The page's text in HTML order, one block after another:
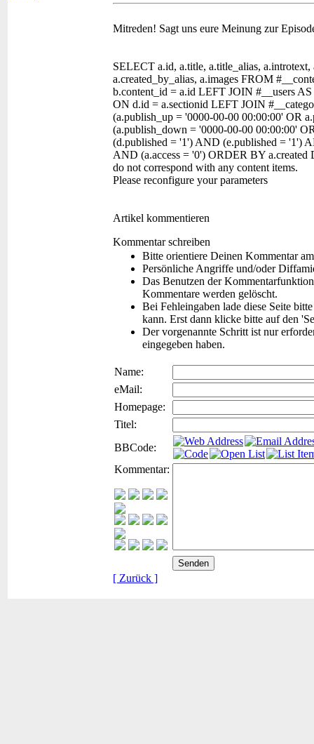
Mitreden! Sagt uns eure Meinung zur
SELECT a.id, a.title, a.title_alias, a.introtext,
a.created_by_alias, a.images FROM
b.content_id = a.id LEFT JOIN #__users
ON d.id = a.sectionid LEFT JOIN
(a.publish_up = '0000-00-00 00:00:00' OR
(a.publish_down = '0000-00-00 00:00:00'
(d.published = '1') AND (e.published = '1')
AND (a.access = '0') ORDER BY a.created
do not correspond with any content items.
Please reconfigure your parameters
Artikel kommentieren
Kommentar schreiben
Bitte orientiere Deinen Kommentar
Persönliche Angriffe und/oder
Das Benutzen der
Kommentare werden gelöscht.
Bei Fehleingaben lade diese Seite
kann. Erst dann klicke bitte auf den
Der vorgenannte Schritt ist nur
eingegeben haben.
Name:
eMail:
Homepage:
Titel:
BBCode:
Kommentar:
[ Zurück ]